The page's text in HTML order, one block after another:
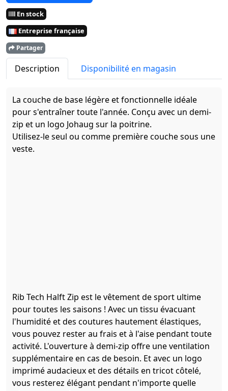
En stock
Entreprise française
Partager
Description Disponibilité en magasin
La couche de base légère et fonctionnelle idéale
pour s'entraîner toute l'année. Conçu avec un demi-
zip et un logo Johaug sur la poitrine.
Utilisez-le seul ou comme première couche sous une
veste.
Rib Tech Halft Zip est le vêtement de sport ultime
pour toutes les saisons ! Avec un tissu évacuant
l'humidité et des coutures hautement élastiques,
vous pouvez rester au frais et à l'aise pendant toute
activité. L'ouverture à demi-zip offre une ventilation
supplémentaire en cas de besoin. Et avec un logo
imprimé audacieux et des détails en tricot côtelé,
vous resterez élégant pendant n'importe quelle